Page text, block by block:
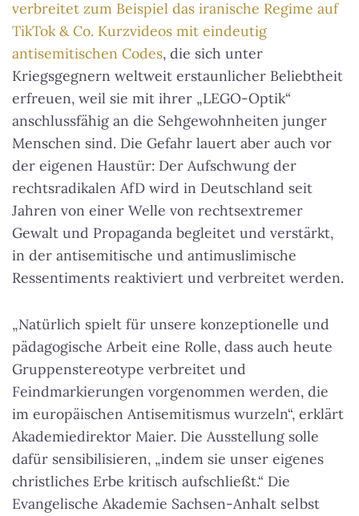
verbreitet zum Beispiel das iranische Regime auf
TikTok & Co. Kurzvideos mit eindeutig
antisemitischen Codes, die sich unter
Kriegsgegnern weltweit erstaunlicher Beliebtheit
erfreuen, weil sie mit ihrer „LEGO-Optik“
anschlussfähig an die Sehgewohnheiten junger
Menschen sind. Die Gefahr lauert aber auch vor
der eigenen Haustür: Der Aufschwung der
rechtsradikalen AfD wird in Deutschland seit
Jahren von einer Welle von rechtsextremer
Gewalt und Propaganda begleitet und verstärkt,
in der antisemitische und antimuslimische
Ressentiments reaktiviert und verbreitet werden.
„Natürlich spielt für unsere konzeptionelle und
pädagogische Arbeit eine Rolle, dass auch heute
Gruppenstereotype verbreitet und
Feindmarkierungen vorgenommen werden, die
im europäischen Antisemitismus wurzeln“, erklärt
Akademiedirektor Maier. Die Ausstellung solle
dafür sensibilisieren, „indem sie unser eigenes
christliches Erbe kritisch aufschließt.“ Die
Evangelische Akademie Sachsen-Anhalt selbst